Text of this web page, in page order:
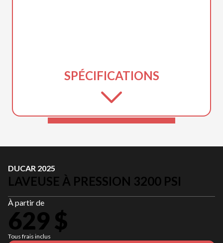
SPÉCIFICATIONS
DUCAR 2025
LAVEUSE À PRESSION 3200 PSI
À partir de
629 $
Tous frais inclus